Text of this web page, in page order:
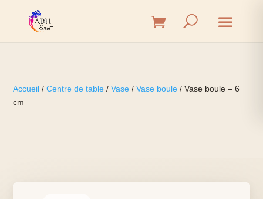
Accueil /Centre de table /Vase /Vase boule / Vase boule – 6
cm